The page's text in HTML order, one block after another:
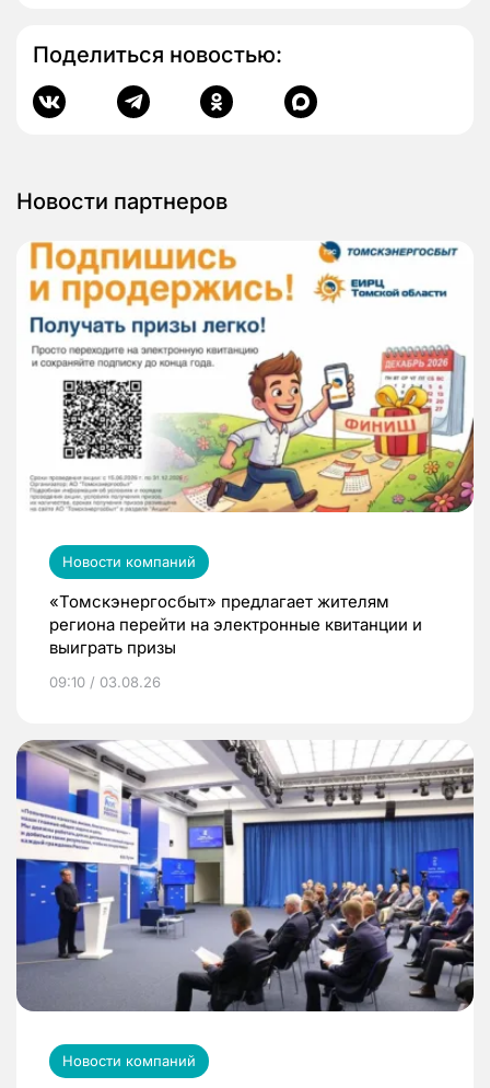
Поделиться новостью:
Новости партнеров
Новости компаний
«Томскэнергосбыт» предлагает жителям
региона перейти на электронные квитанции и
выиграть призы
09:10 / 03.08.26
Новости компаний